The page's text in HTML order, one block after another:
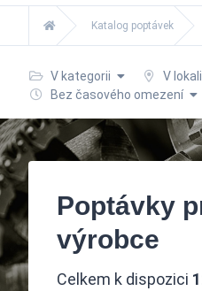
Katalog poptávek
V kategorii V
Bez časového omezení
Poptávky
výrobce
Celkem k dispozici